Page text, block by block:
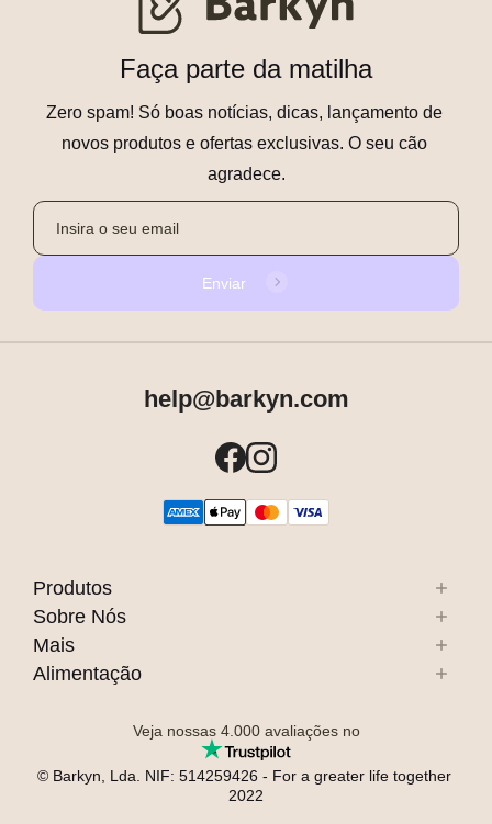
Faça parte da matilha
Zero spam! Só boas notícias, dicas, lançamento de
novos produtos e ofertas exclusivas. O seu cão
agradece.
Enviar
help@barkyn.com
Produtos
Sobre Nós
Mais
Alimentação
Veja nossas 4.000avaliações no
© Barkyn, Lda. NIF: 514259426 - For a greater life together
2022